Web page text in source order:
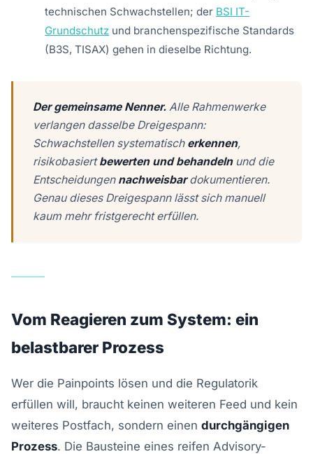
technischen Schwachstellen; der BSI IT-
Grundschutz und branchenspezifische Standards
(B3S, TISAX) gehen in dieselbe Richtung.
Der gemeinsame Nenner. Alle Rahmenwerke
verlangen dasselbe Dreigespann:
Schwachstellen systematisch erkennen,
risikobasiertbewerten und behandelnund die
Entscheidungen nachweisbardokumentieren.
Genau dieses Dreigespann lässt sich manuell
kaum mehr fristgerecht erfüllen.
Vom Reagieren zum System: ein
belastbarer Prozess
Wer die Painpoints lösen und die Regulatorik
erfüllen will, braucht keinen weiteren Feed und kein
weiteres Postfach, sondern einen durchgängigen
Prozess. Die Bausteine eines reifen Advisory-